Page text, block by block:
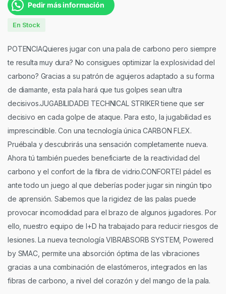
Pedir más información
En Stock
POTENCIAQuieres jugar con una pala de carbono pero siempre
te resulta muy dura? No consigues optimizar la explosividad del
carbono? Gracias a su patrón de agujeros adaptado a su forma
de diamante, esta pala hará que tus golpes sean ultra
decisivos.JUGABILIDADEl TECHNICAL STRIKER tiene que ser
decisivo en cada golpe de ataque. Para esto, la jugabilidad es
imprescindible. Con una tecnología única CARBON FLEX.
Pruébala y descubrirás una sensación completamente nueva.
Ahora tú también puedes beneficiarte de la reactividad del
carbono y el confort de la fibra de vidrio.CONFORTEl pádel es
ante todo un juego al que deberías poder jugar sin ningún tipo
de aprensión. Sabemos que la rigidez de las palas puede
provocar incomodidad para el brazo de algunos jugadores. Por
ello, nuestro equipo de I+D ha trabajado para reducir riesgos de
lesiones. La nueva tecnología VIBRABSORB SYSTEM, Powered
by SMAC, permite una absorción óptima de las vibraciones
gracias a una combinación de elastómeros, integrados en las
fibras de carbono, a nivel del corazón y del mango de la pala.